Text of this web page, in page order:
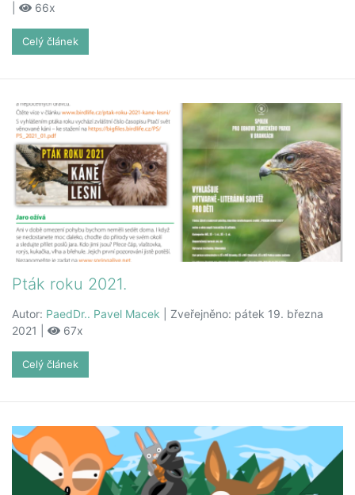
66x
Celý článek
Pták roku 2021.
Autor: PaedDr.. Pavel Macek | Zveřejněno: pátek 19. března
2021 |
67x
Celý článek